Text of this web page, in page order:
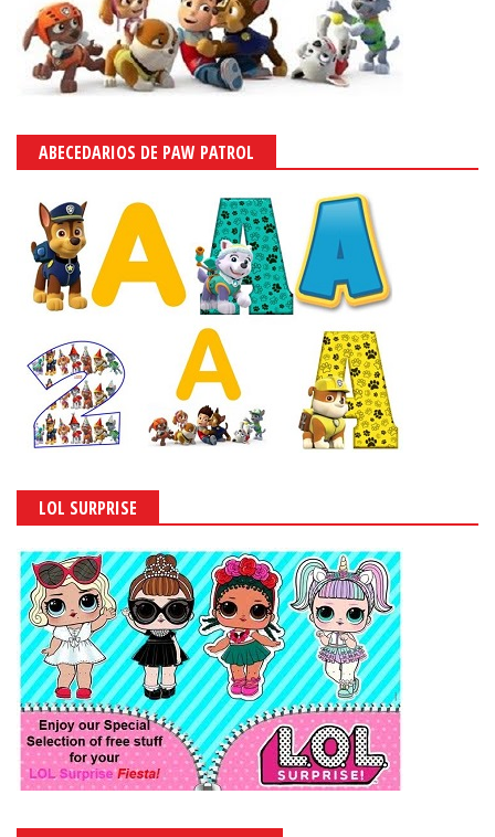
ABECEDARIOS DE PAW PATROL
LOL SURPRISE